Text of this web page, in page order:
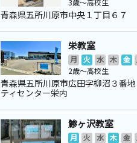
3歳～高校生
青森県五所川原市中央１丁目６７
栄教室
月 火 水 木 金
2歳～高校生
青森県五所川原市広田字柳沼３番
ティセンター栄内
鯵ヶ沢教室
月 火 水 木 金